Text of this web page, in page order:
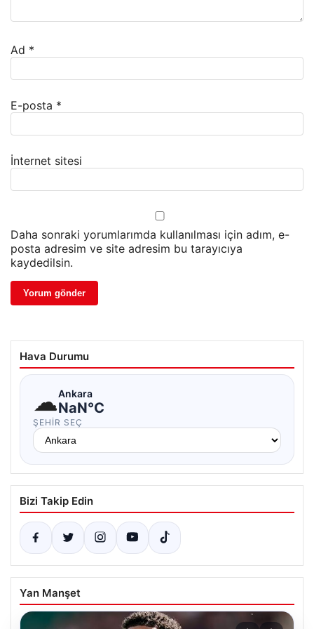
Ad *
E-posta *
İnternet sitesi
Daha sonraki yorumlarımda kullanılması için adım, e-
posta adresim ve site adresim bu tarayıcıya
kaydedilsin.
Hava Durumu
☁Ankara
NaN°C
ŞEHIR SEÇ
Bizi Takip Edin
Yan Manşet